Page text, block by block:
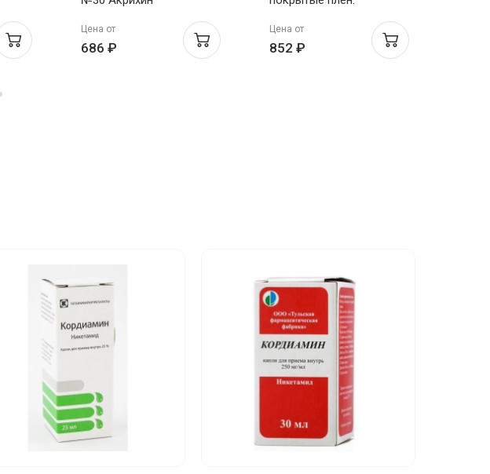
Цена от
686 ₽
Цена от
852 ₽